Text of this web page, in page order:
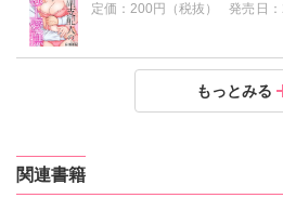
定価：200円（税抜） 発売日：
溺愛副支配人の極上愛撫1
200円（税抜） 発売日：
もっとみる
関連書籍